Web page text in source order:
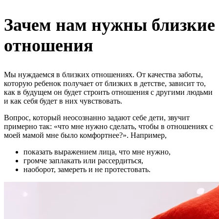
Зачем нам нужны близкие
отношения
Мы нуждаемся в близких отношениях. От качества заботы,
которую ребенок получает от близких в детстве, зависит то,
как в будущем он будет строить отношения с другими людьми
и как себя будет в них чувствовать.
Вопрос, который неосознанно задают себе дети, звучит
примерно так: «что мне нужно сделать, чтобы в отношениях с
моей мамой мне было комфортнее?». Например,
показать выражением лица, что мне нужно,
громче заплакать или рассердиться,
наоборот, замереть и не протестовать.